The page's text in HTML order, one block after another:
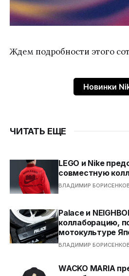
Ждем подробности этого
Новинки
ЧИТАТЬ ЕЩЕ
LEGO и Nike
совместную
ВЛАДИМИР
Palace и
коллаборацию,
мотокультуре
ВЛАДИМИР
WACKO MARIA